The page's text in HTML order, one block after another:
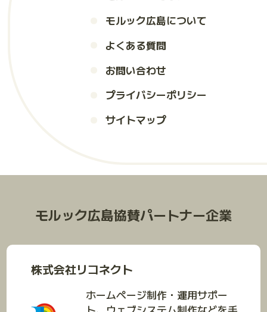
モルック広島について
よくある質問
お問い合わせ
プライバシーポリシー
サイトマップ
モルック広島協賛パートナー企業
株式会社リコネクト
ホームページ制作・運用サポー